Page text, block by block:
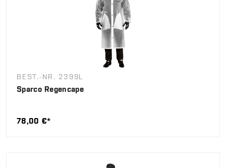
BEST.-NR. 2399L
Sparco Regencape
78,00 €*